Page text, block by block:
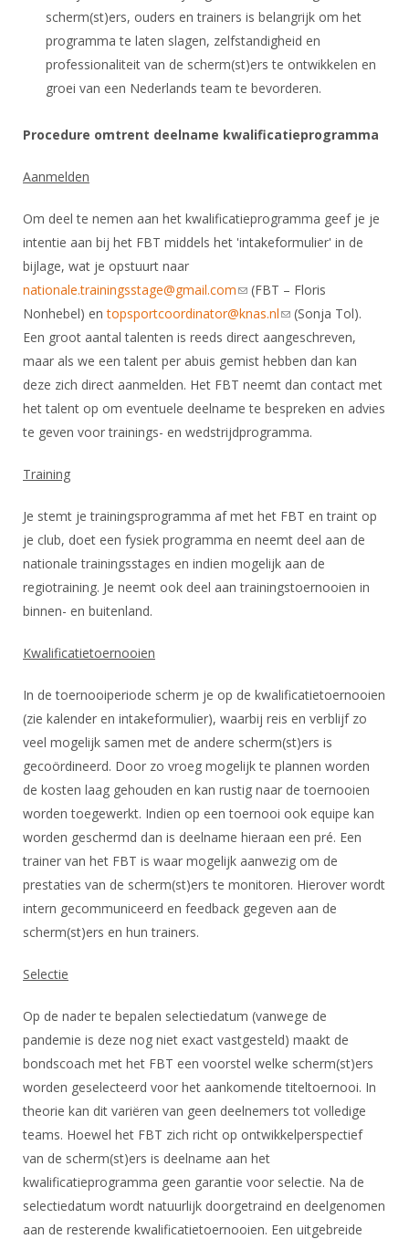
scherm(st)ers, ouders en trainers is belangrijk om het
programma te laten slagen, zelfstandigheid en
professionaliteit van de scherm(st)ers te ontwikkelen en
groei van een Nederlands team te bevorderen.
Procedure omtrent deelname kwalificatieprogramma
Aanmelden
Om deel te nemen aan het kwalificatieprogramma geef je je
intentie aan bij het FBT middels het 'intakeformulier' in de
bijlage, wat je opstuurt naar
nationale.trainingsstage@gmail.com(link sends e-mail)
(FBT – Floris
Nonhebel) entopsportcoordinator@knas.nl(link sends e-mail)
(Sonja Tol).
Een groot aantal talenten is reeds direct aangeschreven,
maar als we een talent per abuis gemist hebben dan kan
deze zich direct aanmelden. Het FBT neemt dan contact met
het talent op om eventuele deelname te bespreken en advies
te geven voor trainings- en wedstrijdprogramma.
Training
Je stemt je trainingsprogramma af met het FBT en traint op
je club, doet een fysiek programma en neemt deel aan de
nationale trainingsstages en indien mogelijk aan de
regiotraining. Je neemt ook deel aan trainingstoernooien in
binnen- en buitenland.
Kwalificatietoernooien
In de toernooiperiode scherm je op de kwalificatietoernooien
(zie kalender en intakeformulier), waarbij reis en verblijf zo
veel mogelijk samen met de andere scherm(st)ers is
gecoördineerd. Door zo vroeg mogelijk te plannen worden
de kosten laag gehouden en kan rustig naar de toernooien
worden toegewerkt. Indien op een toernooi ook equipe kan
worden geschermd dan is deelname hieraan een pré. Een
trainer van het FBT is waar mogelijk aanwezig om de
prestaties van de scherm(st)ers te monitoren. Hierover wordt
intern gecommuniceerd en feedback gegeven aan de
scherm(st)ers en hun trainers.
Selectie
Op de nader te bepalen selectiedatum (vanwege de
pandemie is deze nog niet exact vastgesteld) maakt de
bondscoach met het FBT een voorstel welke scherm(st)ers
worden geselecteerd voor het aankomende titeltoernooi. In
theorie kan dit variëren van geen deelnemers tot volledige
teams. Hoewel het FBT zich richt op ontwikkelperspectief
van de scherm(st)ers is deelname aan het
kwalificatieprogramma geen garantie voor selectie. Na de
selectiedatum wordt natuurlijk doorgetraind en deelgenomen
aan de resterende kwalificatietoernooien. Een uitgebreide